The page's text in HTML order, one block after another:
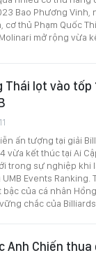
Bao Phương Vinh,
cơ thủ Phạm Quốc
mở rộng vừa
Thái lọt vào
ấn tượng tại giải
vừa kết thúc tại Ai
trong sự nghiệp khi
Events
của cá nhân
chắc của
Anh Chiến